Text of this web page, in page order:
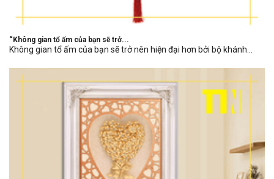
“Không gian tổ ấm của bạn sẽ trở...
Không gian tổ ấm của bạn sẽ trở nên hiện đại hơn bởi bộ khánh...